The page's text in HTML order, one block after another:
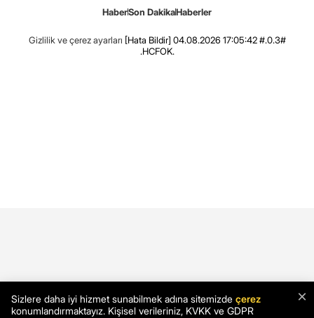
HaberSon DakikaHaberler
Gizlilik ve çerez ayarları [Hata Bildir] 04.08.2026 17:05:42 #.0.3#
.HCFOK.
×
Sizlere daha iyi hizmet sunabilmek adına sitemizde çerez
konumlandırmaktayız. Kişisel verileriniz, KVKK ve GDPR